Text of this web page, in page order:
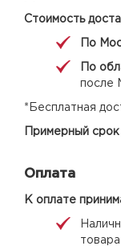
Стоимость
По
По
после
*Бесплатная
Примерный срок
Оплата
К оплате
товара